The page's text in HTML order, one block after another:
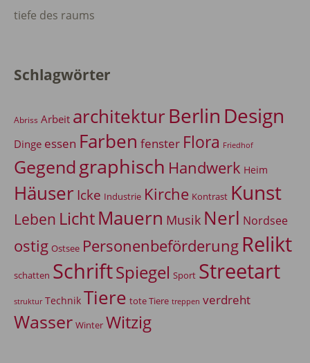
tiefe des raums
Schlagwörter
Abriss Arbeit architekturBerlin Design
Dinge essen Farben fenster Flora Friedhof
Gegendgraphisch Handwerk Heim
Häuser Icke Industrie Kirche Kontrast Kunst
Leben LichtMauern Musik Nerl Nordsee
ostig Ostsee Personenbeförderung Relikt
schatten SchriftSpiegel Sport Streetart
struktur Technik Tiere tote Tiere treppen verdreht
Wasser Winter Witzig